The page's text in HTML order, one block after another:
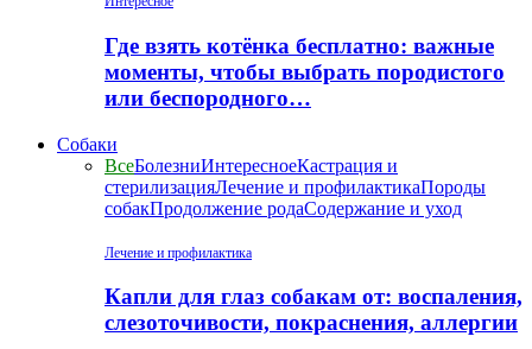
Где взять котёнка бесплатно: важные
моменты, чтобы выбрать породистого
или беспородного…
Собаки
ВсеБолезниИнтересноеКастрация и
стерилизацияЛечение и профилактикаПороды
собакПродолжение родаСодержание и уход
Лечение и профилактика
Капли для глаз собакам от: воспаления,
слезоточивости, покраснения, аллергии